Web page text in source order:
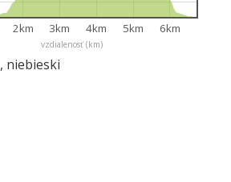
vzdialenosť (km)
2km 3km 4km 5km 6km
, niebieski